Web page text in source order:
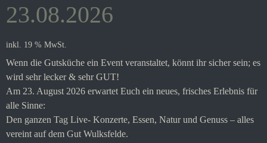
23.08.2026
inkl. 19 % MwSt.
Wenn die Gutsküche ein Event veranstaltet, könnt ihr sicher sein; es
wird sehr lecker & sehr GUT!
Am 23. August 2026 erwartet Euch ein neues, frisches Erlebnis für
alle Sinne:
Den ganzen Tag Live- Konzerte, Essen, Natur und Genuss – alles
vereint auf dem Gut Wulksfelde.